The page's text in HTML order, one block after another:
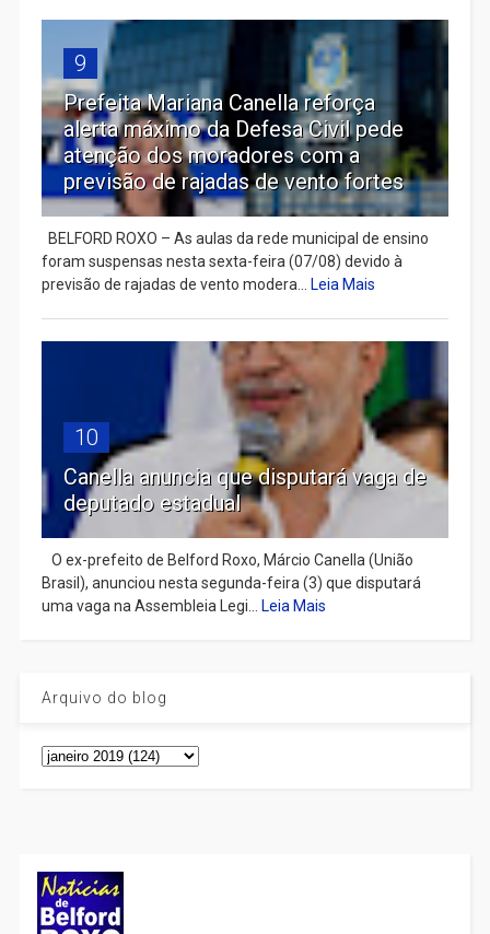
9
Prefeita Mariana Canella reforça
alerta máximo da Defesa Civil pede
atenção dos moradores com a
previsão de rajadas de vento fortes
BELFORD ROXO – As aulas da rede municipal de ensino
foram suspensas nesta sexta-feira (07/08) devido à
previsão de rajadas de vento modera...
Leia Mais
10
Canella anuncia que disputará vaga de
deputado estadual
​ O ex-prefeito de Belford Roxo, Márcio Canella (União
Brasil), anunciou nesta segunda-feira (3) que disputará
uma vaga na Assembleia Legi...
Leia Mais
Arquivo do blog